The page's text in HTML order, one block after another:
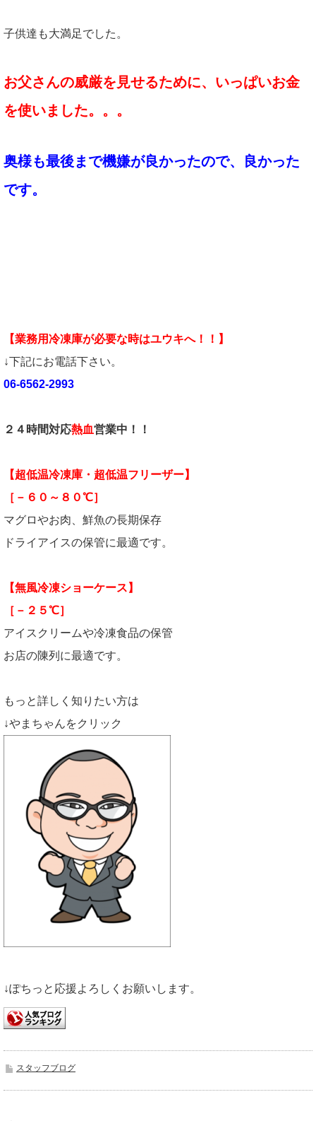
子供達も大満足でした。
お父さんの威厳を見せるために、いっぱいお金
を使いました。。。
奥様も最後まで機嫌が良かったので、良かった
です。
【業務用冷凍庫が必要な時はユウキへ！！】
↓下記にお電話下さい。
06-6562-2993
２４時間対応熱血営業中！！
【超低温冷凍庫・超低温フリーザー】
［－６０～８０℃］
マグロやお肉、鮮魚の長期保存
ドライアイスの保管に最適です。
【無風冷凍ショーケース】
［－２５℃］
アイスクリームや冷凍食品の保管
お店の陳列に最適です。
もっと詳しく知りたい方は
↓やまちゃんをクリック
↓ぽちっと応援よろしくお願いします。
スタッフブログ